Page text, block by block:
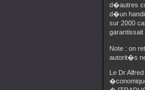
d�autres
d�un
sur 2000
Note : on
autorit�s
Le Dr